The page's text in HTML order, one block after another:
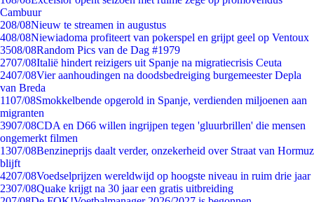
Cambuur
208/08Nieuw te streamen in augustus
408/08Niewiadoma profiteert van pokerspel en grijpt geel op Ventoux
3508/08Random Pics van de Dag #1979
2707/08Italië hindert reizigers uit Spanje na migratiecrisis Ceuta
2407/08Vier aanhoudingen na doodsbedreiging burgemeester Depla
van Breda
1107/08Smokkelbende opgerold in Spanje, verdienden miljoenen aan
migranten
3907/08CDA en D66 willen ingrijpen tegen 'gluurbrillen' die mensen
ongemerkt filmen
1307/08Benzineprijs daalt verder, onzekerheid over Straat van Hormuz
blijft
4207/08Voedselprijzen wereldwijd op hoogste niveau in ruim drie jaar
2307/08Quake krijgt na 30 jaar een gratis uitbreiding